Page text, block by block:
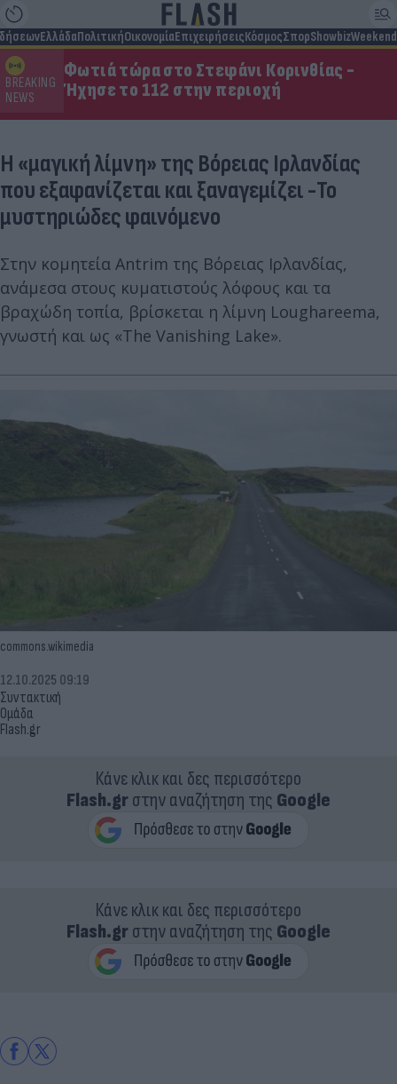
ΕλλάδαΠολιτικήΟικονομίαΕπιχειρήσειςΚόσμοςΣπορShowbizWeekend
BREAKING
NEWS
Φωτιά τώρα στο Στεφάνι Κορινθίας -
Ήχησε το 112 στην περιοχή
Η «μαγική λίμνη» της Βόρειας Ιρλανδίας
που εξαφανίζεται και ξαναγεμίζει -Το
μυστηριώδες φαινόμενο
Στην κομητεία Antrim της Βόρειας Ιρλανδίας,
ανάμεσα στους κυματιστούς λόφους και τα
βραχώδη τοπία, βρίσκεται η λίμνη Loughareema,
γνωστή και ως «The Vanishing Lake».
commons.wikimedia
Συντακτική
Ομάδα
Flash.gr
12.10.2025 09:19
Κάνε κλικ και δες περισσότερο
Flash.grστην αναζήτηση της Google
Κάνε κλικ και δες περισσότερο
Flash.grστην αναζήτηση της Google